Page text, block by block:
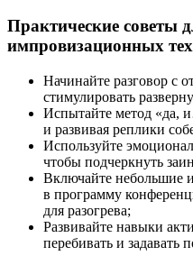
Практические советы
импровизационных
Начинайте разговор с
стимулировать
Испытайте метод «да,
и развивая реплики
Используйте
чтобы подчеркнуть
Включайте небольшие
в программу
для разогрева;
Развивайте навыки
перебивать и